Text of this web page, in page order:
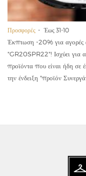
Προσφορές Έως 31-10
Έκπτωση -20% για
"GR20SPR22"! Ισχύει για
προϊόντα που είναι ήδη σε
την ένδειξη "προϊόν